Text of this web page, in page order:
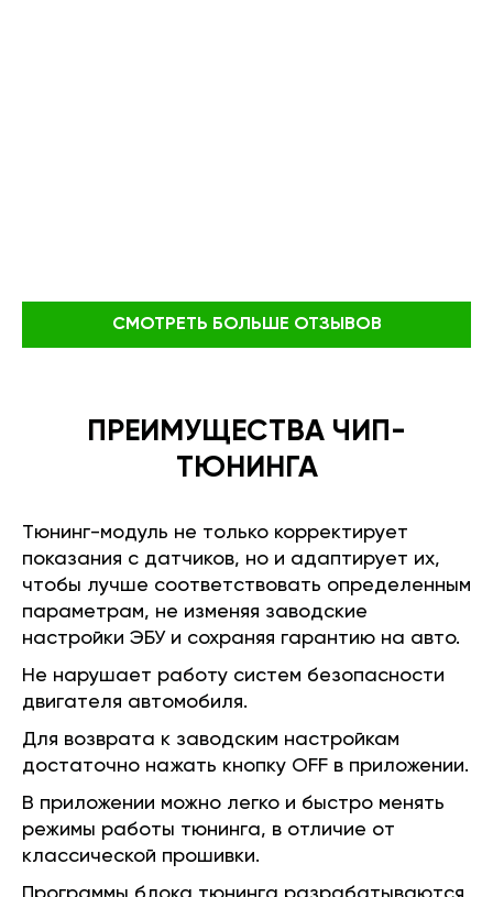
СМОТРЕТЬ БОЛЬШЕ ОТЗЫВОВ
ПРЕИМУЩЕСТВА ЧИП-
ТЮНИНГА
Тюнинг-модуль не только корректирует
показания с датчиков, но и адаптирует их,
чтобы лучше соответствовать определенным
параметрам, не изменяя заводские
настройки ЭБУ и сохраняя гарантию на авто.
Не нарушает работу систем безопасности
двигателя автомобиля.
Для возврата к заводским настройкам
достаточно нажать кнопку OFF в приложении.
В приложении можно легко и быстро менять
режимы работы тюнинга, в отличие от
классической прошивки.